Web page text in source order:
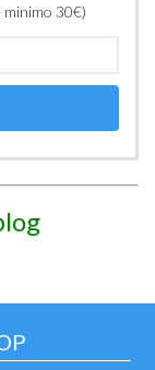
minimo 30€)